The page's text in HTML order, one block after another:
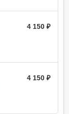
4 150
4 150